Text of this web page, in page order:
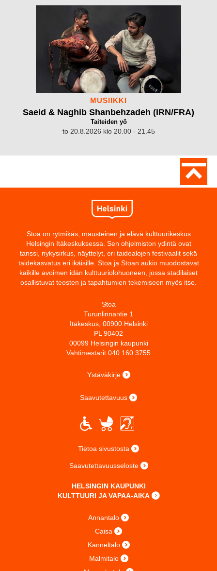
MUSIIKKI
Saeid & Naghib Shanbehzadeh (IRN/FRA)
Taiteiden yö
to 20.8.2026 klo 20.00 - 21.45
Stoa on rytmikäs, mausteinen ja elävä kulttuurikeskus
Helsingin Itäkeskuksessa. Sen ohjelmiston ydintä ovat
tanssi, nykysirkus, näyttelyt, eri taidealojen festivaalit sekä
taidekasvatus eri ikäisille. Stoa ja Stoan aukio muodostavat
kaikille avoimen idän kulttuuriolohuoneen, jossa stadilaiset
osallistuvat teosten ja tapahtumien tekemiseen myös itse.
Stoa
Turunlinnantie 1
Itäkeskus, 00900 Helsinki
PL 90402
00099 Helsingin kaupunki
Vahtimestarit 040 160 3755
Ystäväkirje
Saavutettavuus
Tietoa sivustosta
Saavutettavuusseloste
HELSINGIN KAUPUNKI
KULTTUURI JA VAPAA-AIKA
Annantalo
Caisa
Kanneltalo
Malmitalo